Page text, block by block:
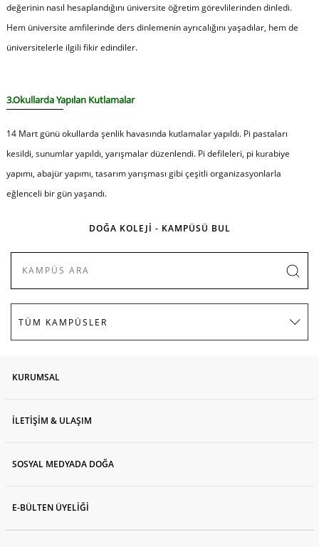
değerinin nasıl hesaplandığını üniversite öğretim görevlilerinden dinledi.
Hem üniversite amfilerinde ders dinlemenin ayrıcalığını yaşadılar, hem de
üniversitelerle ilgili fikir edindiler.
3.Okullarda Yapılan Kutlamalar
14 Mart günü okullarda şenlik havasında kutlamalar yapıldı. Pi pastaları
kesildi, sunumlar yapıldı, yarışmalar düzenlendi. Pi defileleri, pi kurabiye
yapımı, abajür yapımı, tasarım yarışması gibi çeşitli organizasyonlarla
eğlenceli bir gün yaşandı.
DOĞA KOLEJİ - KAMPÜSÜ BUL
KURUMSAL
İLETİŞİM & ULAŞIM
SOSYAL MEDYADA DOĞA
E-BÜLTEN ÜYELİĞİ